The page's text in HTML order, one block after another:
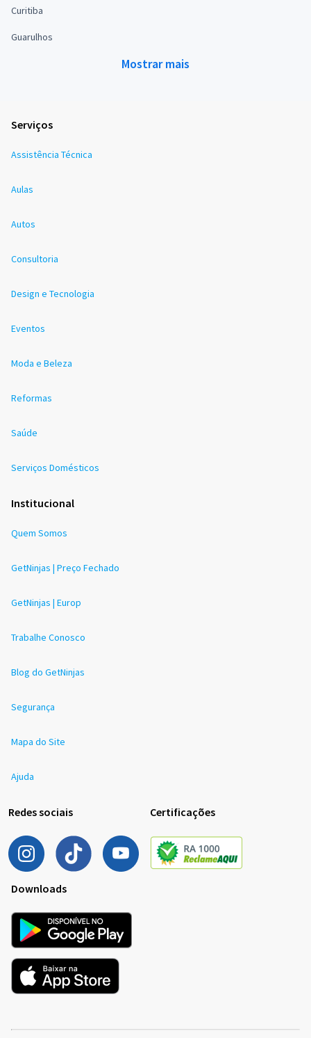
Curitiba
Guarulhos
Mostrar mais
Serviços
Assistência Técnica
Aulas
Autos
Consultoria
Design e Tecnologia
Eventos
Moda e Beleza
Reformas
Saúde
Serviços Domésticos
Institucional
Quem Somos
GetNinjas | Preço Fechado
GetNinjas | Europ
Trabalhe Conosco
Blog do GetNinjas
Segurança
Mapa do Site
Ajuda
Redes sociais Certificações
Downloads